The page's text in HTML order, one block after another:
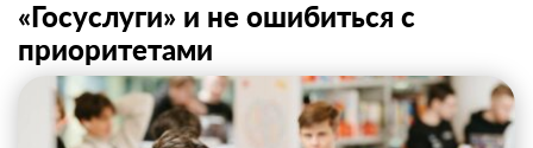
«Госуслуги» и не ошибиться с
приоритетами